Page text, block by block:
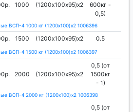
1000 (1200х100х95)х2
600кг -
0,5)
ВСП-4 1000 кг (1200х100)х2 1006396
1500 (1200х100х95)х2 0.5
ВСП-4 1500 кг (1200х100)х2 1006397
2000 (1200х100х95)х2
0,5 (от
1500кг
- 1)
ВСП-4 2000 кг (1200х100)х2 1006398
0,5 (от